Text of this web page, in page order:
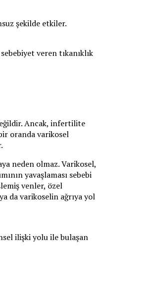
şekilde etkiler.
veren tıkanıklık
Ancak, infertilite
oranda varikosel
neden olmaz. Varikosel,
yavaşlaması sebebi
venler, özel
da varikoselin ağrıya yol
ilişki yolu ile bulaşan